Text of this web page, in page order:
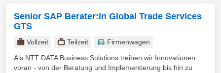
Senior SAP Berater:in Global Trade Services
GTS
Vollzeit Teilzeit
Firmenwagen
Als NTT DATA Business Solutions treiben wir Innovationen
voran - von der Beratung und Implementierung bis hin zu